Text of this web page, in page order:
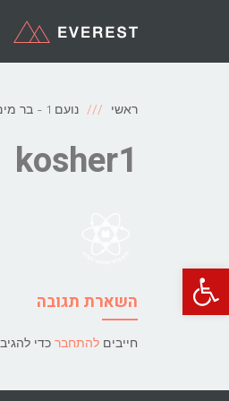
פתח סרגל נגישות
ראשי נועם 1 - בר מים מסוננים, מאושר לשימוש בשבת למים חמים וקרים
kosher1
השארת תגובה
חייבים להתחבר כדי להגיב.